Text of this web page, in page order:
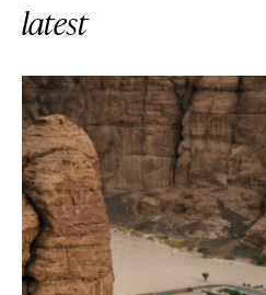
latest